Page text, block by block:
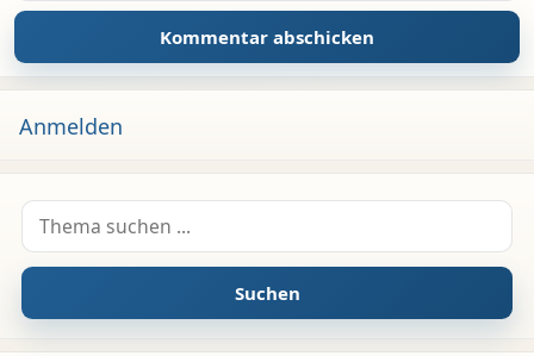
Anmelden
Suche nach:
Suchen